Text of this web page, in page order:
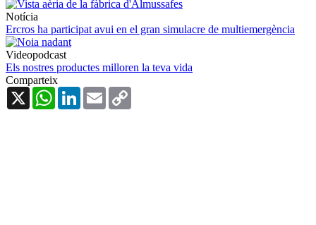
Notícia
Ercros ha participat avui en el gran simulacre de multiemergència
Videopodcast
Els nostres productes milloren la teva vida
Comparteix
X
WhatsAppLinkedInEmail